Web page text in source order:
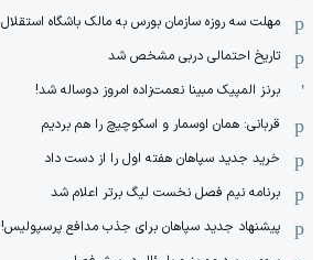
مهلت سه روزه سازمان بورس به مالک باشگاه استقلال
تاریخ احتمالی دربی مشخص شد
برنز المپیک مبینا نعمت‌زاده امروز دوساله شد!
قربانی: همان اوسمار و اسکوچیچ را هم بردیم
خرید جدید سپاهان هفته اول را از دست داد
برنامه نیم فصل نخست لیگ برتر اعلام شد
پیشنهاد جدید سپاهان برای جذب مدافع پرسپولیس!